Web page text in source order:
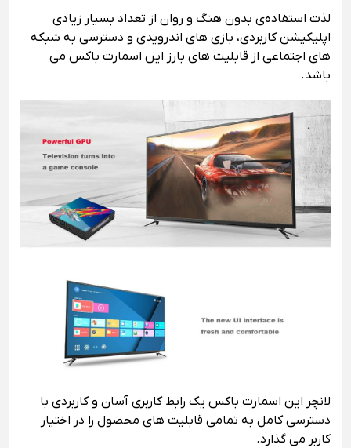
لذت استفاده‌ی بدون هنگ و روان از تعداد بسیار زیادی
اپلیکیشن کاربردی، بازی های اندرویدی و دسترسی به شبکه
های اجتماعی از قابلیت های بارز این اسمارت باکس می
باشد.
لانچر این اسمارت باکس یک رابط کاربری آسان و کاربردی با
دسترسی کامل به تمامی قابلیت های محصول را در اختیار
کاربر می گذارد.